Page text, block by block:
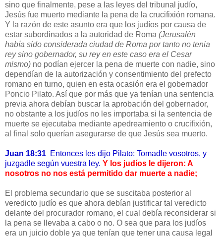
sino que finalmente, pese a las leyes del tribunal judío,
Jesús fue muerto mediante la pena de la crucifixión romana.
Y la razón de este asunto era que los judíos por causa de
estar subordinados a la autoridad de Roma (Jerusalén
había sido considerada ciudad de Roma por tanto no tenia
rey sino gobernador, su rey en este caso era el Cesar
mismo) no podían ejercer la pena de muerte con nadie, sino
dependían de la autorización y consentimiento del prefecto
romano en turno, quien en esta ocasión era el gobernador
Poncio Pilato. Así que por más que ya tenían una sentencia
previa ahora debían buscar la aprobación del gobernador,
no obstante a los judíos no les importaba si la sentencia de
muerte se ejecutaba mediante apedreamiento o crucifixión,
al final solo querían asegurarse de que Jesús sea muerto.
Juan 18:31 Entonces les dijo Pilato: Tomadle vosotros, y
juzgadle según vuestra ley. Y los judíos le dijeron: A
nosotros no nos está permitido dar muerte a nadie;
El problema secundario que se suscitaba posterior al
veredicto judío es que ahora debían justificar tal veredicto
delante del procurador romano, el cual debía reconsiderar si
la pena se llevaba a cabo o no. O sea que para los judíos
era un juicio doble ya que tenían que tener una causa legal